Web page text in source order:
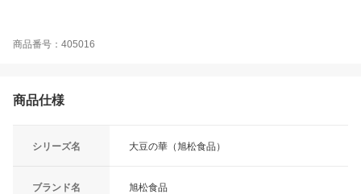
商品番号：405016
商品仕様
シリーズ名 大豆の華（旭松食品）
ブランド名 旭松食品